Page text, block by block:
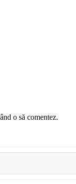
o să comentez.